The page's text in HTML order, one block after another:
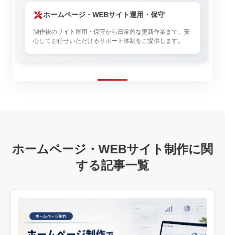
ホームページ・WEBサイト運用・保守
制作後のサイト運用・保守から日常的な更新作業まで、安
心してお任せいただけるサポート体制をご提供します。
ホームページ・WEBサイト制作に関
する記事一覧